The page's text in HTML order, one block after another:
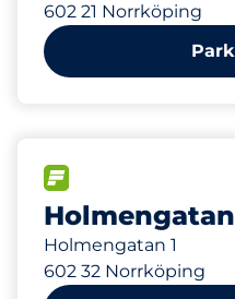
602 21 Norrköping
Holmengatan
Holmengatan 1
602 32 Norrköping
356 m